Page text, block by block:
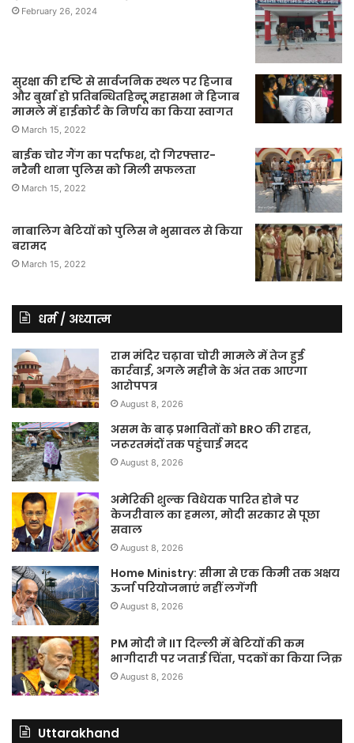
February 26, 2024
सुरक्षा की दृष्टि से सार्वजनिक स्थल पर हिजाब
और बुर्खा हो प्रतिबन्धितहिन्दू महासभा ने हिजाब
मामले में हाईकोर्ट के निर्णय का किया स्वागत
March 15, 2022
बाईक चोर गैंग का पर्दाफश, दो गिरफ्तार-
नरैनी थाना पुलिस को मिली सफलता
March 15, 2022
नाबालिग बेटियों को पुलिस ने भुसावल से किया
बरामद
March 15, 2022
धर्म / अध्यात्म
राम मंदिर चढ़ावा चोरी मामले में तेज हुई
कार्रवाई, अगले महीने के अंत तक आएगा
आरोपपत्र
August 8, 2026
असम के बाढ़ प्रभावितों को BRO की राहत,
जरूरतमंदों तक पहुंचाई मदद
August 8, 2026
अमेरिकी शुल्क विधेयक पारित होने पर
केजरीवाल का हमला, मोदी सरकार से पूछा
सवाल
August 8, 2026
Home Ministry: सीमा से एक किमी तक अक्षय
ऊर्जा परियोजनाएं नहीं लगेंगी
August 8, 2026
PM मोदी ने IIT दिल्ली में बेटियों की कम
भागीदारी पर जताई चिंता, पदकों का किया जिक्र
August 8, 2026
Uttarakhand